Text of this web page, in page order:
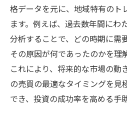
貴金属市場の動向を
長期的な視点で見る
貴金属市場の未来に
市場予測における重
格データを元に、地域特有のト
ます。例えば、過去数年間にわ
分析することで、どの時期に需
その原因が何であったのかを理
これにより、将来的な市場の動
の売買の最適なタイミングを見
でき、投資の成功率を高める手